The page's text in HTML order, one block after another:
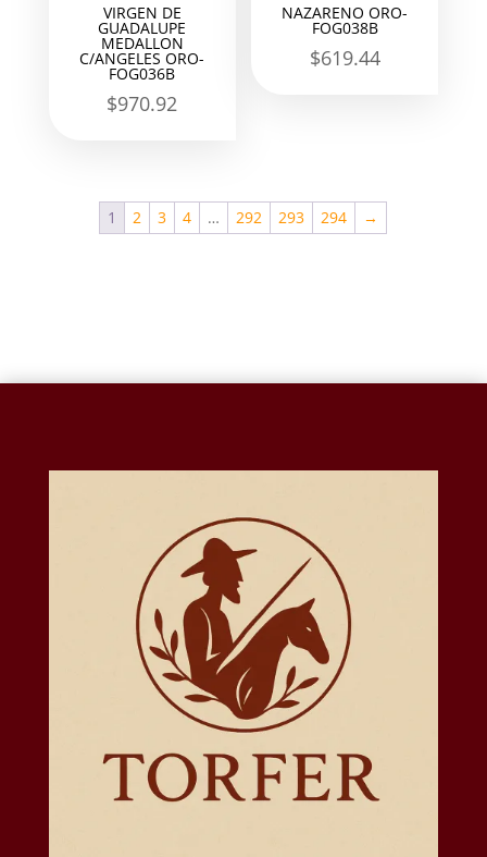
VIRGEN DE
GUADALUPE
MEDALLON
C/ANGELES ORO-
FOG036B
$970.92
NAZARENO ORO-
FOG038B
$619.44
1 2 3 4 … 292 293 294 →